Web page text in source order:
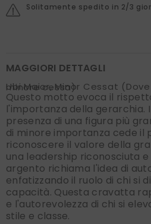
Solitamente spedito in 2/3
MAGGIORI DETTAGLI
Ubi Maior, Minor Cessat (Dove c'è il maggiore, il minore cessa)
Questo motto evoca il
l'importanza della gerarchia.
presenza di una figura più
di minore importanza cede il
riconoscere il valore della
una leadership riconosciuta
argento richiama l'idea di
enfatizzando il ruolo di chi si
capacità. Questa cravatta
e l'autorevolezza di chi si
stile e classe.